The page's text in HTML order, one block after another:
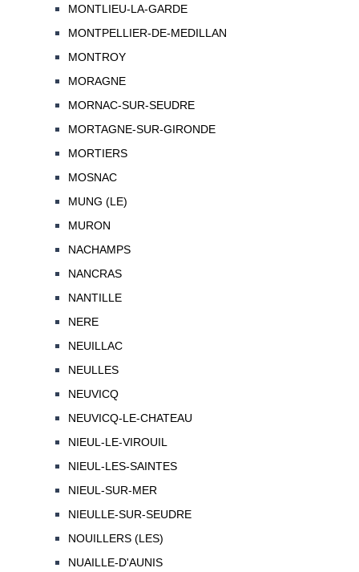
MONTLIEU-LA-GARDE
MONTPELLIER-DE-MEDILLAN
MONTROY
MORAGNE
MORNAC-SUR-SEUDRE
MORTAGNE-SUR-GIRONDE
MORTIERS
MOSNAC
MUNG (LE)
MURON
NACHAMPS
NANCRAS
NANTILLE
NERE
NEUILLAC
NEULLES
NEUVICQ
NEUVICQ-LE-CHATEAU
NIEUL-LE-VIROUIL
NIEUL-LES-SAINTES
NIEUL-SUR-MER
NIEULLE-SUR-SEUDRE
NOUILLERS (LES)
NUAILLE-D'AUNIS